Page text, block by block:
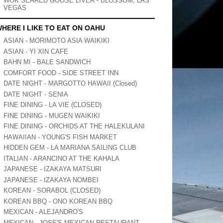
VEGAS
I LIKE TO EAT ON OAHU
ASIAN - MORIMOTO ASIA WAIKIKI
ASIAN - YI XIN CAFE
BAHN MI - BALE SANDWICH
COMFORT FOOD - SIDE STREET INN
DATE NIGHT - MARGOTTO HAWAII (Closed)
DATE NIGHT - SENIA
FINE DINING - LA VIE (CLOSED)
FINE DINING - MUGEN WAIKIKI
FINE DINING - ORCHIDS AT THE HALEKULANI
HAWAIIAN - YOUNG'S FISH MARKET
HIDDEN GEM - LA MARIANA SAILING CLUB
ITALIAN - ARANCINO AT THE KAHALA
JAPANESE - IZAKAYA MATSURI
JAPANESE - IZAKAYA NOMBEI
KOREAN - SORABOL (CLOSED)
KOREAN BBQ - ONO KOREAN BBQ
MEXICAN - ALEJANDRO'S